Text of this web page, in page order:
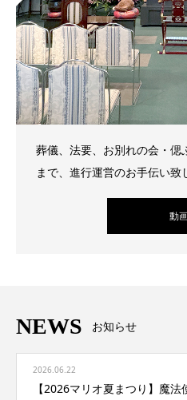
葬儀、法要、お別れの会・偲
まで、進行運営のお手伝い致
動
NEWS お知らせ
2026.06.22
【2026マリオ夏まつり】魔